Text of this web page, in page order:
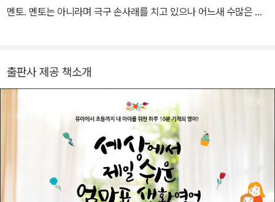
멘토. 멘토는 아니라며 극구 손사래를 치고 있으나 어느새 수많은 엄
한국외국어대학교에서 학사, 석사, 언어학박사 학위를 받았으며 미국
노스캐롤라이나 채플힐대 교육대학원에서 Postdoc 연구원으로 일
했다. 2009년부터 엄마표 영어의 본산인 쑥쑥닷컴 영어교육 연구소
장으로 7년간 근무하면서 학부모들과 적극적으로 소통하기 시작했
다. 이후 2011년부터 현재까지 어린이영어교육연구회에서 실시간 화
상으로 영어가 모국어가 아닌 사람들을 대상으로 영어를 지도하는 T
ESOL 과정을 운영하며 전국에서 활발히 활동 중인 영어교육 인플루
출판사 제공 책소개